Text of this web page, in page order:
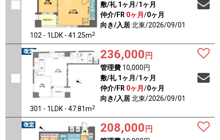
102 - 1LDK - 41.25m2
敷/礼 1ヶ月 /1ヶ月
仲介/FR 0ヶ月 /0ヶ月
向き/入居北東/2026/09/01
301 - 1LDK - 47.81m2
236,000 円
管理費10,000円
敷/礼 1ヶ月 /1ヶ月
仲介/FR 0ヶ月 /0ヶ月
向き/入居北東/2026/09/01
208,000 円